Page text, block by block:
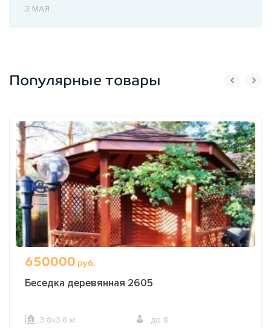
3 МАЯ
Популярные товары
650000 руб.
Беседка деревянная 2605
3,8х3,8 м. до 8